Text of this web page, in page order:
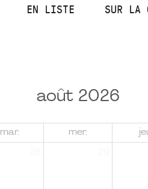
EN LISTE SUR LA
août 2026
mar. mer.